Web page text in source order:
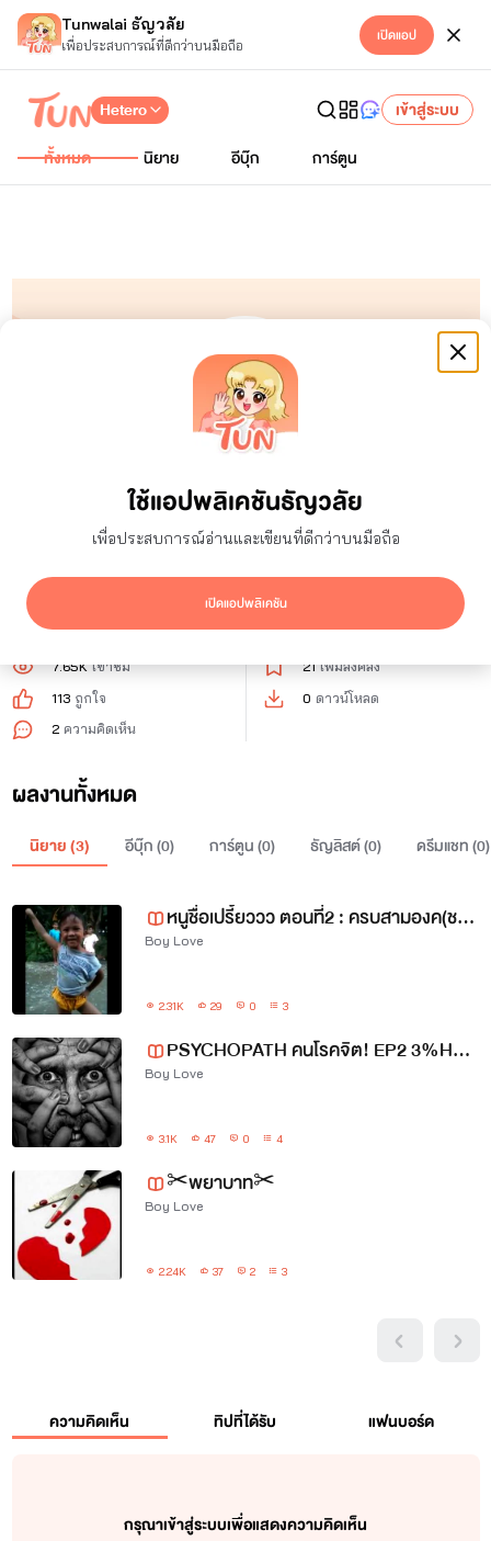
Tunwalai ธัญวลัย
เพื่อประสบการณ์ที่ดีกว่าบนมือถือ เปิดแอป
ใช้แอปพลิเคชันธัญวลัย
เพื่อประสบการณ์อ่านและเขียนที่ดีกว่าบนมือถือ
เปิดแอปพลิเคชัน
Hetero
เข้าสู่ระบบ
ทั้งหมด
นิยาย อีบุ๊ก การ์ตูน
Winnie
ผู้ติดตาม กำลังติดตาม
ติดตาม
7.65K เข้าชม
113 ถูกใจ
2 ความคิดเห็น
21 เพิ่มลงคลัง
0 ดาวน์โหลด
ผลงานทั้งหมด
นิยาย (3) อีบุ๊ก (0) การ์ตูน (0) ธัญลิสต์ (0) ดรีมแชท (0)
หนูชื่อเปรี้ยววว ตอนที่2 : ครบสามองค(ชาต) (100%)
Boy Love
2.31K 29 0 3
PSYCHOPATH คนโรคจิต! EP2 3%HARM UP 28/12/2016
Boy Love
3.1K 47 0 4
✂พยาบาท✂
Boy Love
2.24K 37 2 3
ความคิดเห็น ทิปที่ได้รับ แฟนบอร์ด
กรุณาเข้าสู่ระบบเพื่อแสดงความคิดเห็น